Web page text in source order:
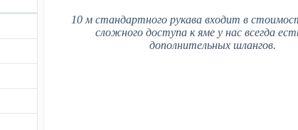
10 м стандартного рукава входит в
сложного доступа к яме у нас всегда
дополнительных шлангов.